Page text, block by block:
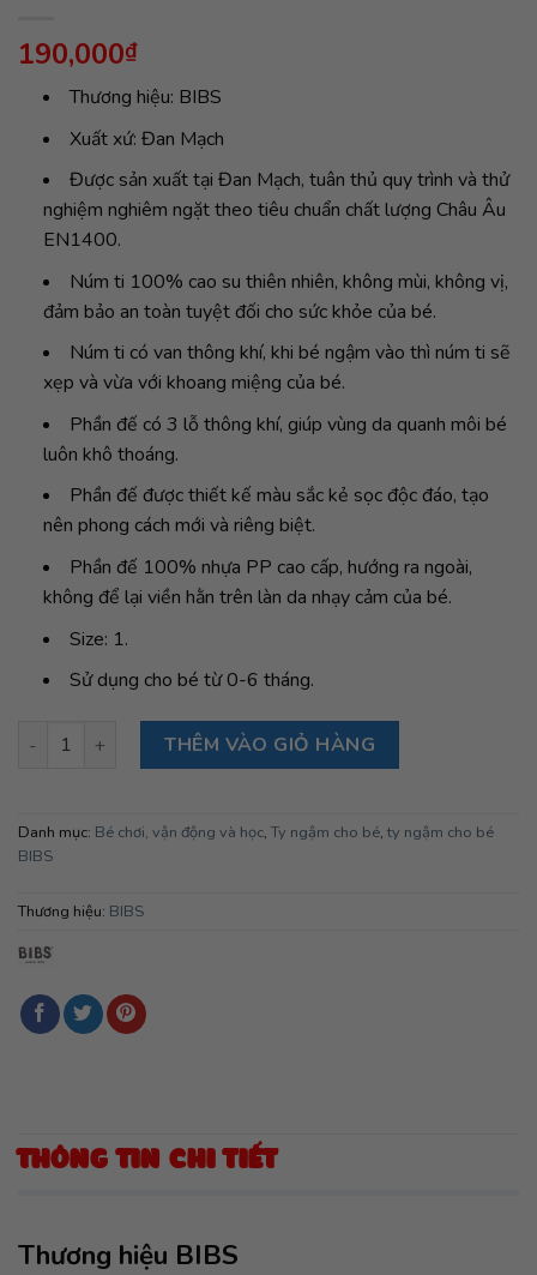
190,000₫
Thương hiệu: BIBS
Xuất xứ: Đan Mạch
Được sản xuất tại Đan Mạch, tuân thủ quy trình và thử
nghiệm nghiêm ngặt theo tiêu chuẩn chất lượng Châu Âu
EN1400.
Núm ti 100% cao su thiên nhiên, không mùi, không vị,
đảm bảo an toàn tuyệt đối cho sức khỏe của bé.
Núm ti có van thông khí, khi bé ngậm vào thì núm ti sẽ
xẹp và vừa với khoang miệng của bé.
Phần đế có 3 lỗ thông khí, giúp vùng da quanh môi bé
luôn khô thoáng.
Phần đế được thiết kế màu sắc kẻ sọc độc đáo, tạo
nên phong cách mới và riêng biệt.
Phần đế 100% nhựa PP cao cấp, hướng ra ngoài,
không để lại viền hằn trên làn da nhạy cảm của bé.
Size: 1.
Sử dụng cho bé từ 0-6 tháng.
Ty ngậm Núm tròn cao su tự nhiên BIBS Studio Pacifier
THÊM VÀO GIỎ HÀNG
Danh mục: Bé chơi, vận động và học, Ty ngậm cho bé, ty ngậm cho bé
BIBS
Thương hiệu: BIBS
THÔNG TIN CHI TIẾT
Thương hiệu BIBS